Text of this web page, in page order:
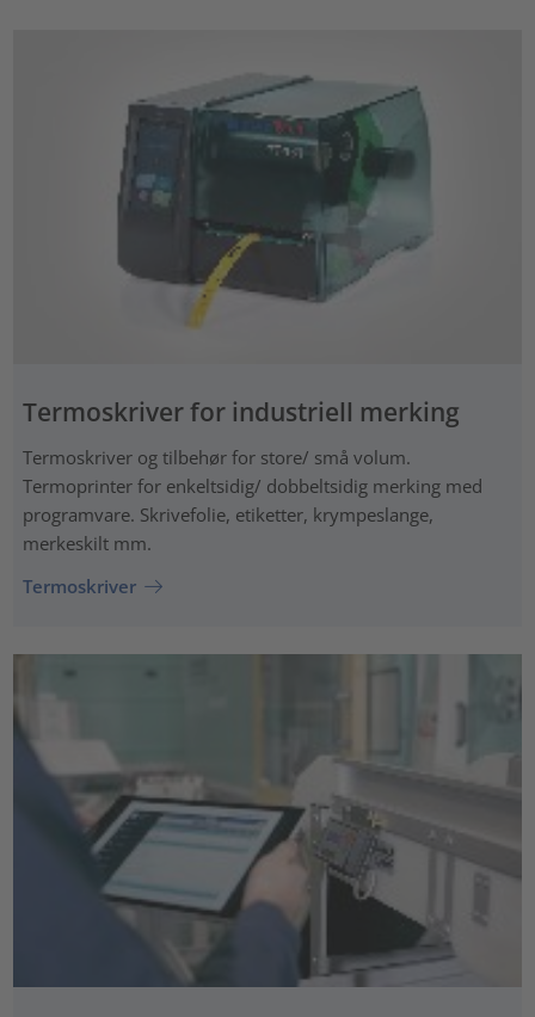
Termoskriver for industriell merking
Termoskriver og tilbehør for store/ små volum.
Termoprinter for enkeltsidig/ dobbeltsidig merking med
programvare. Skrivefolie, etiketter, krympeslange,
merkeskilt mm.
Termoskriver